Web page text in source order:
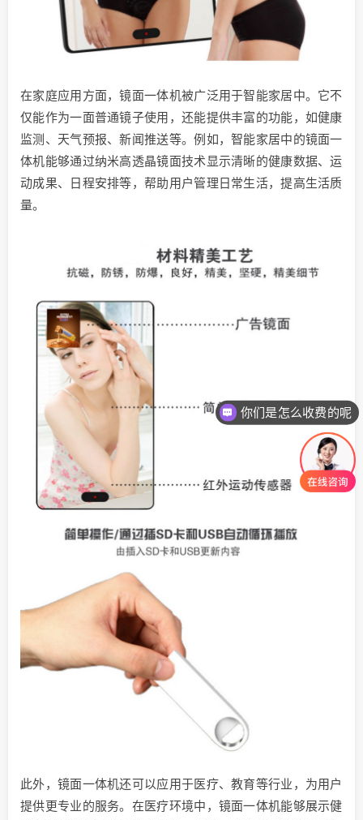
在家庭应用方面，镜面一体机被广泛用于智能家居中。它不
仅能作为一面普通镜子使用，还能提供丰富的功能，如健康
监测、天气预报、新闻推送等。例如，智能家居中的镜面一
体机能够通过纳米高透晶镜面技术显示清晰的健康数据、运
动成果、日程安排等，帮助用户管理日常生活，提高生活质
量。
此外，镜面一体机还可以应用于医疗、教育等行业，为用户
提供更专业的服务。在医疗环境中，镜面一体机能够展示健
你们是怎么收费的呢